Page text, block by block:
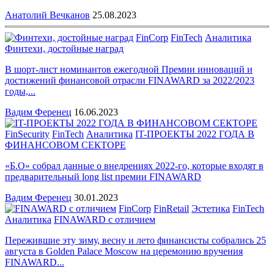
Анатолий Вечканов 25.08.2023
FinCorp FinTech Аналитика
Финтехи, достойные наград
В шорт-лист номинантов ежегодной Премии инноваций и
достижений финансовой отрасли FINAWARD за 2022/2023
годы,...
Вадим Ференец 16.06.2023
FinSecurity FinTech Аналитика IT-ПРОЕКТЫ 2022 ГОДА В
ФИНАНСОВОМ СЕКТОРЕ
«Б.О» собрал данные о внедрениях 2022-го, которые входят в
предварительный long list премии FINAWARD
Вадим Ференец 30.01.2023
FinCorp FinRetail Эстетика FinTech
Аналитика FINAWARD с отличием
Пережившие эту зиму, весну и лето финансисты собрались 25
августа в Golden Palace Moscow на церемонию вручения
FINAWARD...